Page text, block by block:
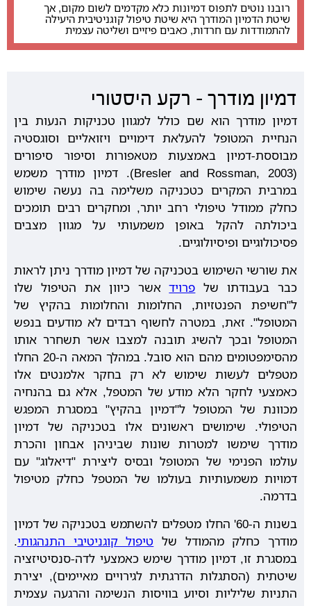
רובנו נוטים לתפוס דמיונות כלא מקדמים לשום מקום, אך
שיטת הדמיון המודרך היא שיטת טיפול קוגניטיבית היעילה
להתמודדות עם חרדות, כאבים פיזיים ושליטה עצמית
דמיון מודרך – רקע היסטורי
דמיון מודרך הוא שם כולל למגוון טכניקות הנעות בין
הנחיית המטופל להעלאת דימויים ויזואליים וסוגסטיה
מבוססת-דמיון באמצעות מטאפורות וסיפור סיפורים
(Bresler and Rossman, 2003). דמיון מודרך משמש
במרבית המקרים כטכניקה משלימה בה נעשה שימוש
כחלק ממודל טיפולי רחב יותר, ומחקרים רבים תומכים
ביכולתה להקל באופן משמעותי על מגוון מצבים
פסיכולוגיים ופיסיולוגיים.
את שורשי השימוש בטכניקה של דמיון מודרך ניתן לראות
כבר בעבודתו של פרוידאשר כיוון את הטיפול שלו
ל"חשיפת הפנטזיות, החלומות והחלומות בהקיץ של
המטופל". זאת, במטרה לחשוף רבדים לא מודעים בנפש
המטופל ובכך להשיג תובנה למצבו אשר תשחרר אותו
מהסימפטומים מהם הוא סובל. במהלך המאה ה-20 החלו
מטפלים לעשות שימוש לא רק בחקר אלמנטים אלו
כאמצעי לחקר הלא מודע של המטפל, אלא גם בהנחיה
מכוונת של המטופל ל"דמיון בהקיץ" במסגרת המפגש
הטיפולי. שימושים ראשונים אלו בטכניקה של דמיון
מודרך שימשו למטרות שונות שביניהן אבחון והכרת
עולמו הפנימי של המטופל ובסיס ליצירת "דיאלוג" עם
דמויות משמעותיות בעולמו של המטפל כחלק מטיפול
בדרמה.
בשנות ה-60' החלו מטפלים להשתמש בטכניקה של דמיון
מודרך כחלק מהמודל של טיפול קוגניטיבי התנהגותי.
במסגרת זו, דמיון מודרך שימש כאמצעי לדה-סנסיטיזציה
שיטתית (הסתגלות הדרגתית לגירויים מאיימים), יצירת
התניות שליליות וסיוע בוויסות הנשימה והרגעה עצמית